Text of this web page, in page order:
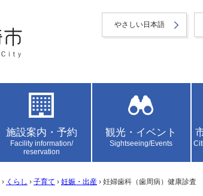
やさしい日本語
施設案内・予約
Facility information/
reservation
観光・イベント
Sightseeing/Events
› くらし › 子育て › 妊娠・出産 › 妊婦歯科（歯周病）健康診査